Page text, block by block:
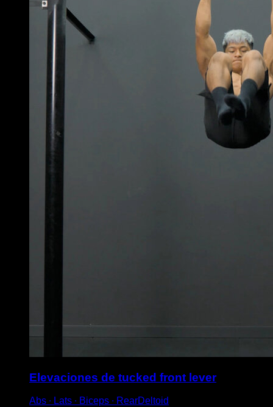
Elevaciones de tucked front lever
Abs ∙ Lats ∙ Biceps ∙ RearDeltoid